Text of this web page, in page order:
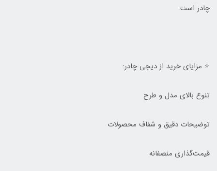
چادر است.
⭐ مزایای خرید از دیجی چادر:
تنوع بالای مدل و طرح
توضیحات دقیق و شفاف محصولات
قیمت‌گذاری منصفانه